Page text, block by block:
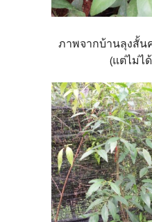
ภาพจากบ้านลุงสั้น
(แต่ไม่ไ